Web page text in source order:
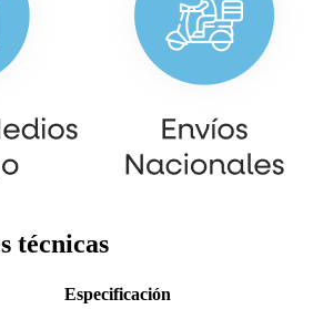
técnicas
Especificación